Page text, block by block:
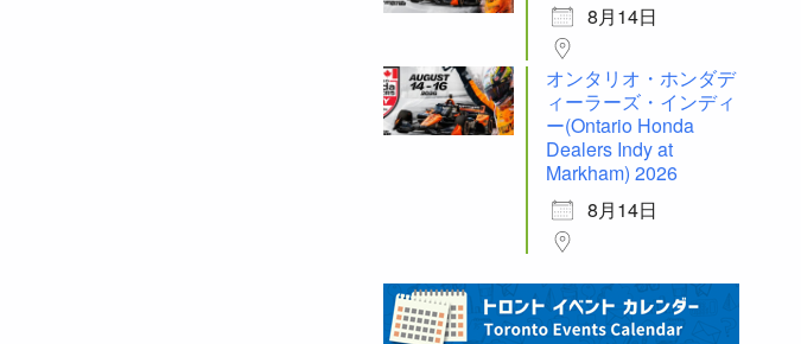
8月14日
オンタリオ・ホンダデ
ィーラーズ・インディ
ー(Ontario Honda
Dealers Indy at
Markham) 2026
8月14日